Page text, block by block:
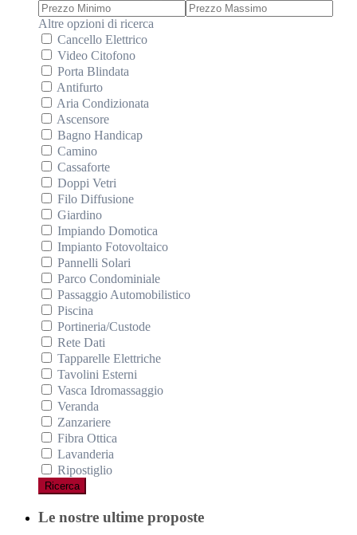
Altre opzioni di ricerca
Cancello Elettrico
Video Citofono
Porta Blindata
Antifurto
Aria Condizionata
Ascensore
Bagno Handicap
Camino
Cassaforte
Doppi Vetri
Filo Diffusione
Giardino
Impiando Domotica
Impianto Fotovoltaico
Pannelli Solari
Parco Condominiale
Passaggio Automobilistico
Piscina
Portineria/Custode
Rete Dati
Tapparelle Elettriche
Tavolini Esterni
Vasca Idromassaggio
Veranda
Zanzariere
Fibra Ottica
Lavanderia
Ripostiglio
Ricerca
Le nostre ultime proposte